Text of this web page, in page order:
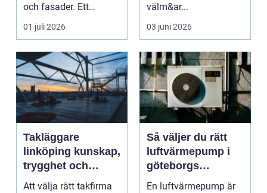
och fasader. Ett
genomtänkt
måleriarbet...
01 juli 2026
välm&ar...
03 juni 2026
Takläggare
linköping kunskap,
trygghet och
hållbara tak
Att välja rätt takfirma
Så väljer du rätt
luftvärmepump i
göteborgs
kustklimat
En luftvärmepump är